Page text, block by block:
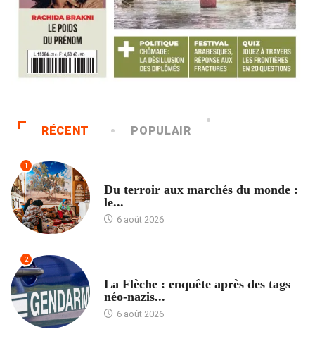
RÉCENT POPULAIR
1
Du terroir aux marchés du monde :
le...
6 août 2026
2
La Flèche : enquête après des tags
néo-nazis...
6 août 2026